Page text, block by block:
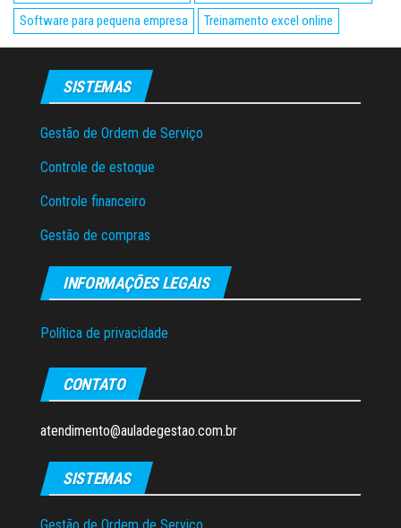
Software para pequena empresa
Treinamento excel online
SISTEMAS
Gestão de Ordem de Serviço
Controle de estoque
Controle financeiro
Gestão de compras
INFORMAÇÕES LEGAIS
Política de privacidade
CONTATO
atendimento@auladegestao.com.br
SISTEMAS